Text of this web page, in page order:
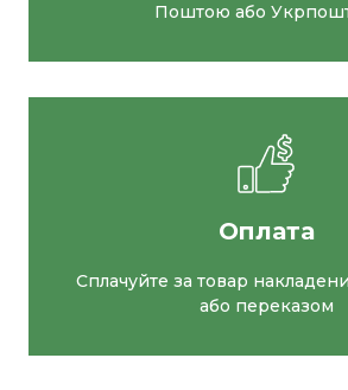
Поштою або
Оплата
Сплачуйте за товар
або переказом